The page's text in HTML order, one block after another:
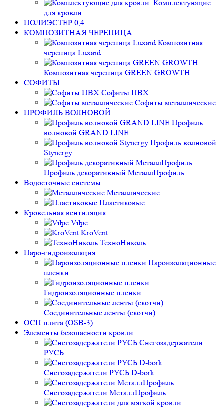
Комплектующие
для кровли.
ПОЛИЭСТЕР 0,4
КОМПОЗИТНАЯ ЧЕРЕПИЦА
Композитная
черепица Luxard
Композитная черепица GREEN GROWTH
СОФИТЫ
Софиты ПВХ
Софиты металлические
ПРОФИЛЬ ВОЛНОВОЙ
Профиль
волновой GRAND LINE
Профиль волновой
Stynergy
Профиль декоративный МеталлПрофиль
Водосточные системы
Металлические
Пластиковые
Кровельная вентиляция
Vilpe
KroVent
ТехноНиколь
Паро-гидроизоляция
Пароизоляционные
пленки
Гидроизоляционные пленки
Соединительные ленты (скотчи)
ОСП плита (OSB-3)
Элементы безопасности кровли
Снегозадержатели
РУСЬ
Снегозадержатели РУСЬ D-bork
Снегозадержатели МеталлПрофиль